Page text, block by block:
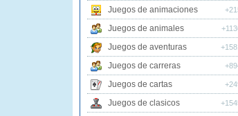
Juegos de animaciones
Juegos de animales
Juegos de aventuras
Juegos de carreras
Juegos de cartas
Juegos de clasicos